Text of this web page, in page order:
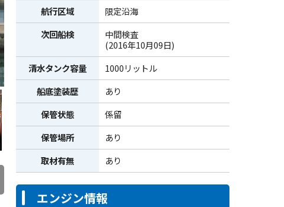
航行区域
限定沿海
次回船検
中間検査
(2016年10月09日)
清水タンク容量
1000リットル
船底塗装歴
あり
保管状態
係留
保管場所
あり
取材有無
あり
エンジン情報